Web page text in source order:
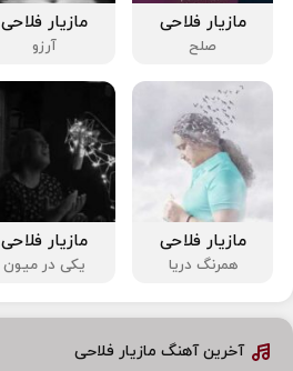
مازیار فلاحی
صلح
مازیار فلاحی
آرزو
مازیار فلاحی
همرنگ دریا
مازیار فلاحی
یکی در میون
آخرین آهنگ مازیار فلاحی